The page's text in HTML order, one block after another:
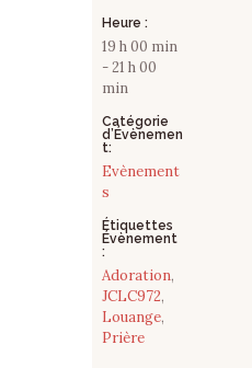
Heure :
19 h 00 min
- 21 h 00
min
Catégorie
d’Évènemen
t:
Evènement
s
Étiquettes
Évènement
:
Adoration,
JCLC972,
Louange,
Prière